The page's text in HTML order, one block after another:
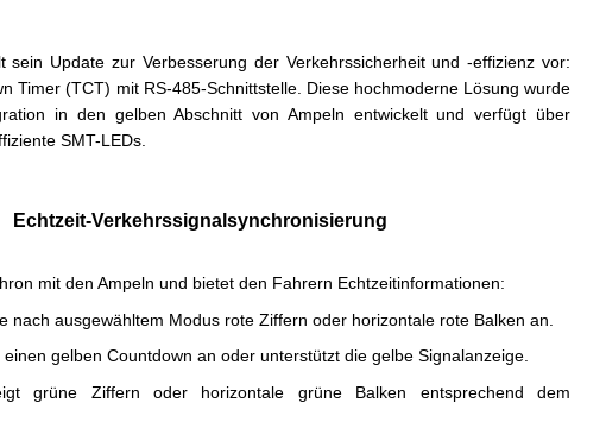
sein Update zur Verbesserung der Verkehrssicherheit und -effizienz vor:
Timer (TCT) mit RS-485-Schnittstelle. Diese hochmoderne Lösung wurde
in den gelben Abschnitt von Ampeln entwickelt und verfügt über
SMT-LEDs.
Echtzeit-Verkehrssignalsynchronisierung
mit den Ampeln und bietet den Fahrern Echtzeitinformationen:
nach ausgewähltem Modus rote Ziffern oder horizontale rote Balken an.
gelben Countdown an oder unterstützt die gelbe Signalanzeige.
grüne Ziffern oder horizontale grüne Balken entsprechend dem